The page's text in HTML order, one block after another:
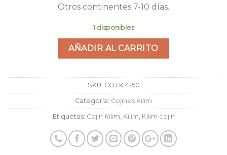
Otros continentes 7-10 días.
1 disponibles
AÑADIR AL CARRITO
SKU: COJ K 4-50
Categoría: Cojines Kilim
Etiquetas: Cojin Kilim Kilim Kilim cojin